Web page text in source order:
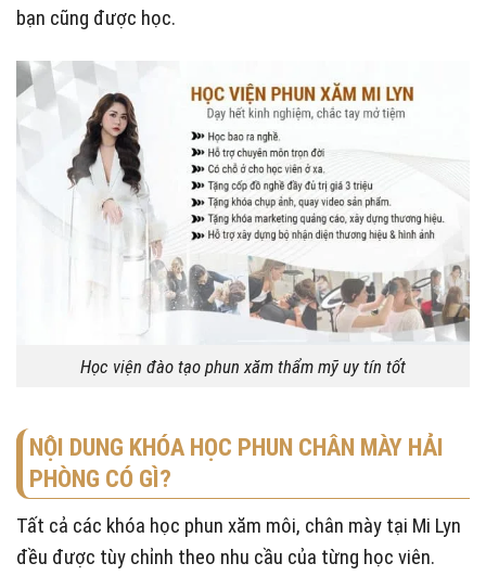
bạn cũng được học.
Học viện đào tạo phun xăm thẩm mỹ uy tín tốt
NỘI DUNG KHÓA HỌC PHUN CHÂN MÀY HẢI
PHÒNG CÓ GÌ?
Tất cả các khóa học phun xăm môi, chân mày tại Mi Lyn
đều được tùy chỉnh theo nhu cầu của từng học viên.